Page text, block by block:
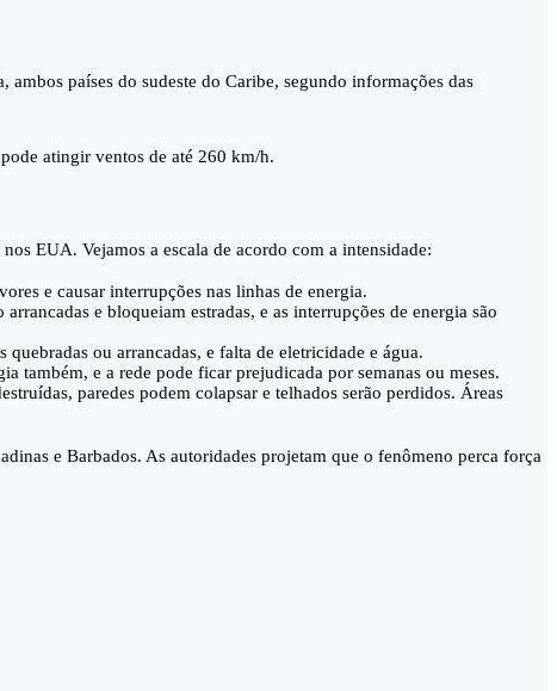
países do sudeste do Caribe, segundo informações das
atingir ventos de até 260 km/h.
EUA. Vejamos a escala de acordo com a intensidade:
e causar interrupções nas linhas de energia.
e bloqueiam estradas, e as interrupções de energia são
ou arrancadas, e falta de eletricidade e água.
também, e a rede pode ficar prejudicada por semanas ou meses.
paredes podem colapsar e telhados serão perdidos. Áreas
e Barbados. As autoridades projetam que o fenômeno perca força